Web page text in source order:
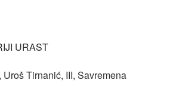
URAST
Uroš Tirnanić, III, Savremena